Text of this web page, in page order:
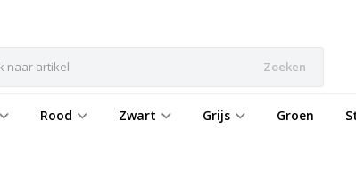
Zoeken
Rood Zwart Grijs Groen